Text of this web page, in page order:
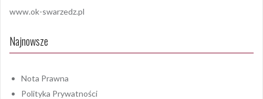
www.ok-swarzedz.pl
Najnowsze
Nota Prawna
Polityka Prywatności